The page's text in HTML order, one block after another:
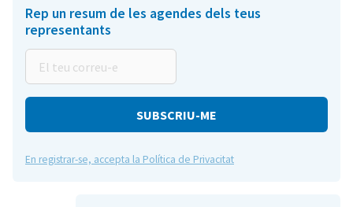
Rep un resum de les agendes dels teus
representants
teu
correu-
En registrar-se, accepta la Política de Privacitat